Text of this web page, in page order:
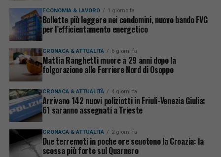
ECONOMIA & LAVORO 1 giorno fa
Bollette più leggere nei condomini, nuovo bando FVG
per l’efficientamento energetico
CRONACA & ATTUALITÀ 6 giorni fa
Mattia Ranghetti muore a 29 anni dopo la
folgorazione alle Ferriere Nord di Osoppo
CRONACA & ATTUALITÀ 4 giorni fa
Arrivano 142 nuovi poliziotti in Friuli-Venezia Giulia:
61 saranno assegnati a Trieste
CRONACA & ATTUALITÀ 2 giorni fa
Due terremoti in poche ore scuotono la Croazia: la
scossa più forte sul Quarnero